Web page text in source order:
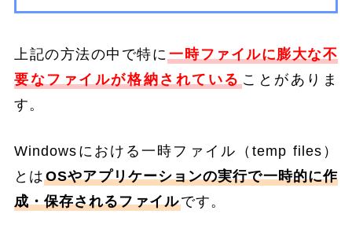
上記の方法の中で特に 一時ファイルに膨大な不
要なファイルが格納されている ことがありま
す。
Windowsにおける一時ファイル（temp files）
とはOSやアプリケーションの実行で一時的に作
成・保存されるファイルです。